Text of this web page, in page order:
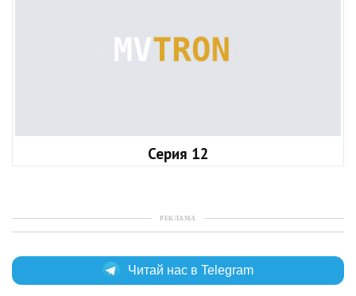
Серия 12
РЕКЛАМА
Читай нас в Telegram